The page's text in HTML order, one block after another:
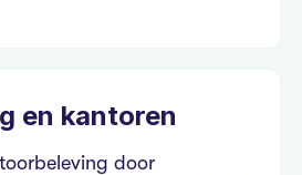
en kantoren
door